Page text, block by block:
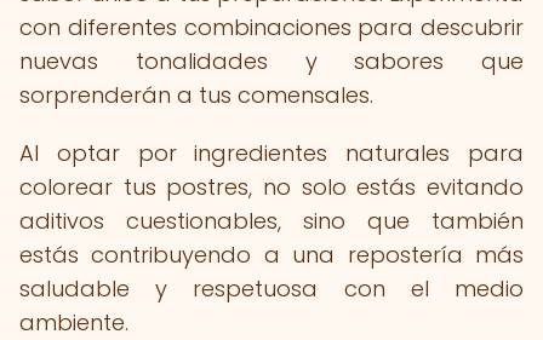
con diferentes combinaciones para descubrir
nuevas tonalidades y sabores que
sorprenderán a tus comensales.
Al optar por ingredientes naturales para
colorear tus postres, no solo estás evitando
aditivos cuestionables, sino que también
estás contribuyendo a una repostería más
saludable y respetuosa con el medio
ambiente.